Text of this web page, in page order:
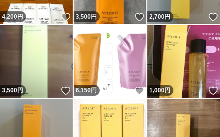
4,200円 いいね！
3,500円 いいね！
2,700円
3,500円 いいね！
6,150円 いいね！
1,000円